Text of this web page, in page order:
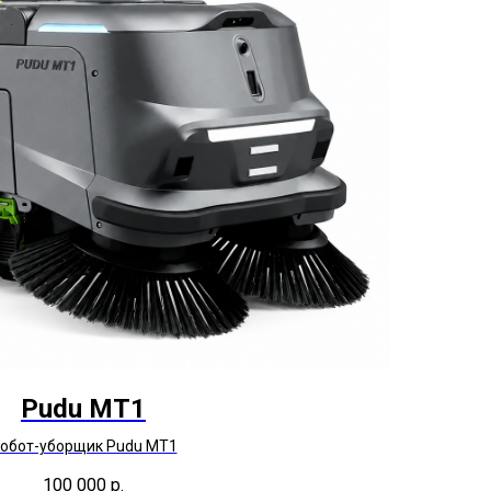
Pudu МТ1
уборщик Pudu МТ1
100 000 р.